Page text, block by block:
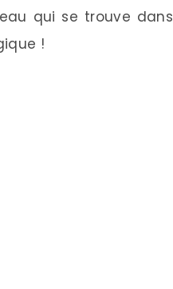
qui se trouve dans
!